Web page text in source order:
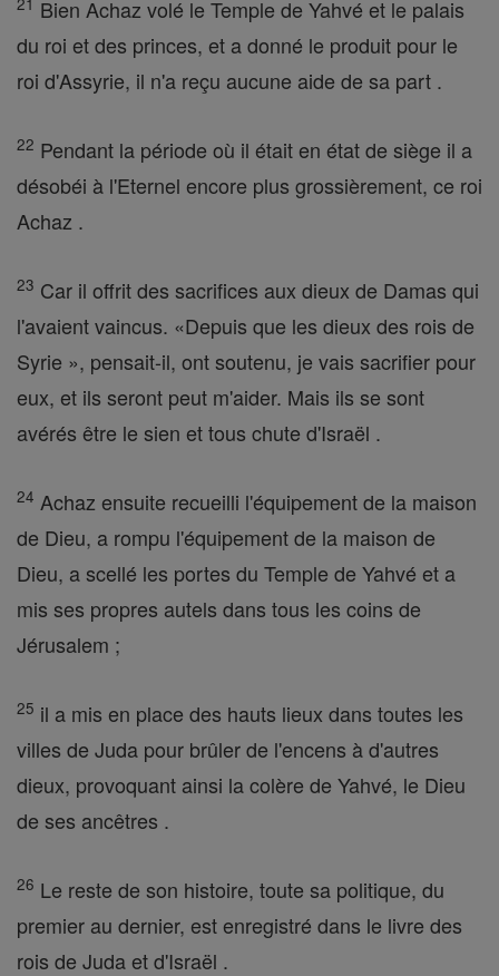
Bien Achaz volé le Temple de Yahvé et le palais
du roi et des princes, et a donné le produit pour le
roi d'Assyrie, il n'a reçu aucune aide de sa part .
22 Pendant la période où il était en état de siège il a
désobéi à l'Eternel encore plus grossièrement, ce roi
Achaz .
23 Car il offrit des sacrifices aux dieux de Damas qui
l'avaient vaincus. «Depuis que les dieux des rois de
Syrie », pensait-il, ont soutenu, je vais sacrifier pour
eux, et ils seront peut m'aider. Mais ils se sont
avérés être le sien et tous chute d'Israël .
24 Achaz ensuite recueilli l'équipement de la maison
de Dieu, a rompu l'équipement de la maison de
Dieu, a scellé les portes du Temple de Yahvé et a
mis ses propres autels dans tous les coins de
Jérusalem ;
25 il a mis en place des hauts lieux dans toutes les
villes de Juda pour brûler de l'encens à d'autres
dieux, provoquant ainsi la colère de Yahvé, le Dieu
de ses ancêtres .
26 Le reste de son histoire, toute sa politique, du
premier au dernier, est enregistré dans le livre des
rois de Juda et d'Israël .